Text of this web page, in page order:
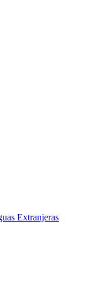
Extranjeras